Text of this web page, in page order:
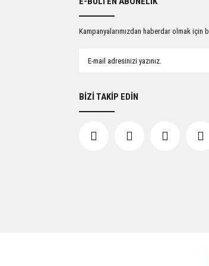
Kampanyalarımızdan haberdar olmak için
BİZİ TAKİP EDİN